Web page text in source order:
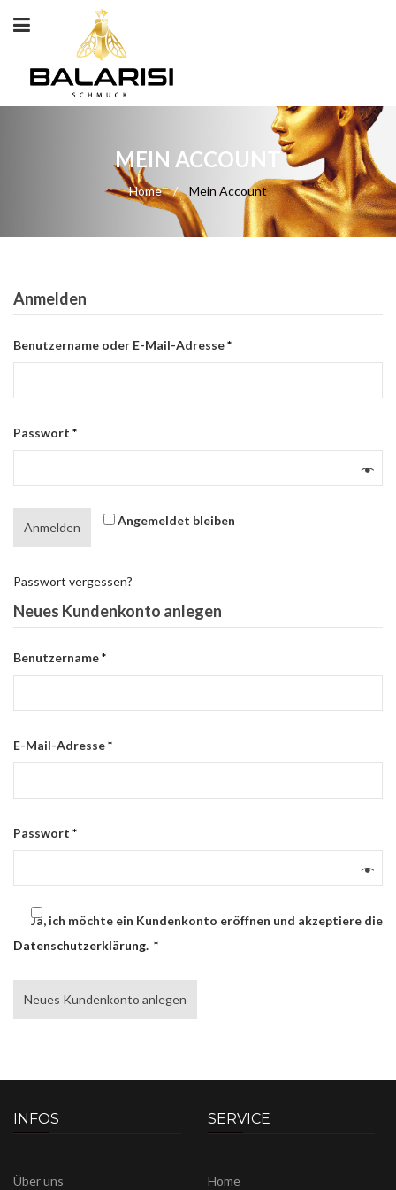
MEIN ACCOUNT
Home / Mein Account
Anmelden
Benutzername oder E-Mail-Adresse*Erforderlich
Passwort *Erforderlich
Angemeldet bleiben
Anmelden
Passwort vergessen?
Neues Kundenkonto anlegen
Benutzername*Erforderlich
E-Mail-Adresse*Erforderlich
Passwort *Erforderlich
Ja, ich möchte ein Kundenkonto eröffnen und akzeptiere die
Datenschutzerklärung. *
Neues Kundenkonto anlegen
INFOS
Über uns
SERVICE
Home